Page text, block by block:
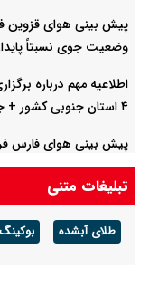
وضعیت جوی نسبتاً
اطلاعیه مهم درباره
۴ استان جنوبی کشور + جدول
احتمال آب‌گرفتگی و
تبلیغات متنی
طلای آبشده بوکینگ